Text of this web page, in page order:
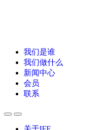
我们是谁
我们做什么
新闻中心
会员
联系